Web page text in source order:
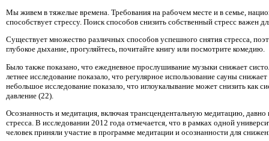
Мы живем в тяжелые времена. Требования на рабочем месте и в семье,
способствует стрессу. Поиск способов снизить собственный стресс важен
Существует множество различных способов успешного снятия стресса,
глубокое дыхание, прогуляйтесь, почитайте книгу или посмотрите комедию.
Было также показано, что ежедневное прослушивание музыки снижает
летнее исследование показало, что регулярное использование сауны
небольшое исследование показало, что иглоукалывание может снизить как
давление (22).
Осознанность и медитация, включая трансцендентальную медитацию,
стресса. В исследовании 2012 года отмечается, что в рамках одной
человек приняли участие в программе медитации и осознанности для